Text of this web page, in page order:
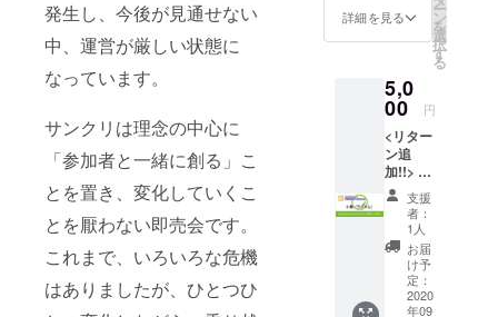
発生し、今後が見通せない
中、運営が厳しい状態に
なっています。
サンクリは理念の中心に
「参加者と一緒に創る」こ
とを置き、変化していくこ
とを厭わない即売会です。
これまで、いろいろな危機
はありましたが、ひとつひ
参加者にク
いいきたい
と思いま
そういう中
で掲げた
「Creation:
Creation」に
は、同人文
化を「表現
◆御礼
＋限定
ル ※サ
ンクリ
2020
Autumn
で名前
の掲示
を希望
される
方は
「備考
欄」に
掲示す
るお名
集って
めまし
た。ロ
新しい
表現が
芽吹く
場で
あって
ほしい
とい
う、願
いを込
めた植
がない
の8月開
催とい
うこ
と、こ
のタグ
ライン
とロゴ
に込め
た共有
したい
という
こと
で、②
におい
て、当
日に一
の入場
証(カタ
ログを
発行す
る場合
はカタ
ログ)と
引き換
えが可
能な
「2021
Future
Pass」
詳細を見る ー
ン
を
選
択
す
る
5,0
00 円
<リター
ン追
加!!> ⑩
サンク
リの歴
史はア
ナタの
手に！
「クリ
エイ
支援
者：
1人
お届
け予
定：
2020
年09